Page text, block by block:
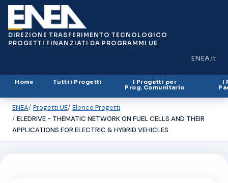
DIREZIONE TRASFERIMENTO TECNOLOGICO
PROGETTI FINANZIATI DA PROGRAMMI UE
ENEA.it
(si apre in
Home Tutti i Progetti I Progetti per
Prog. Comunitario
I
ENEA Progetti UE Elenco Progetti
ELEDRIVE - THEMATIC NETWORK ON FUEL CELLS AND THEIR
APPLICATIONS FOR ELECTRIC & HYBRID VEHICLES